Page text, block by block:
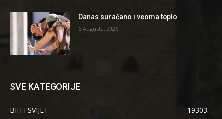
Danas sunačano i veoma toplo
6 Augusta, 2026
SVE KATEGORIJE
BIH I SVIJET
19303